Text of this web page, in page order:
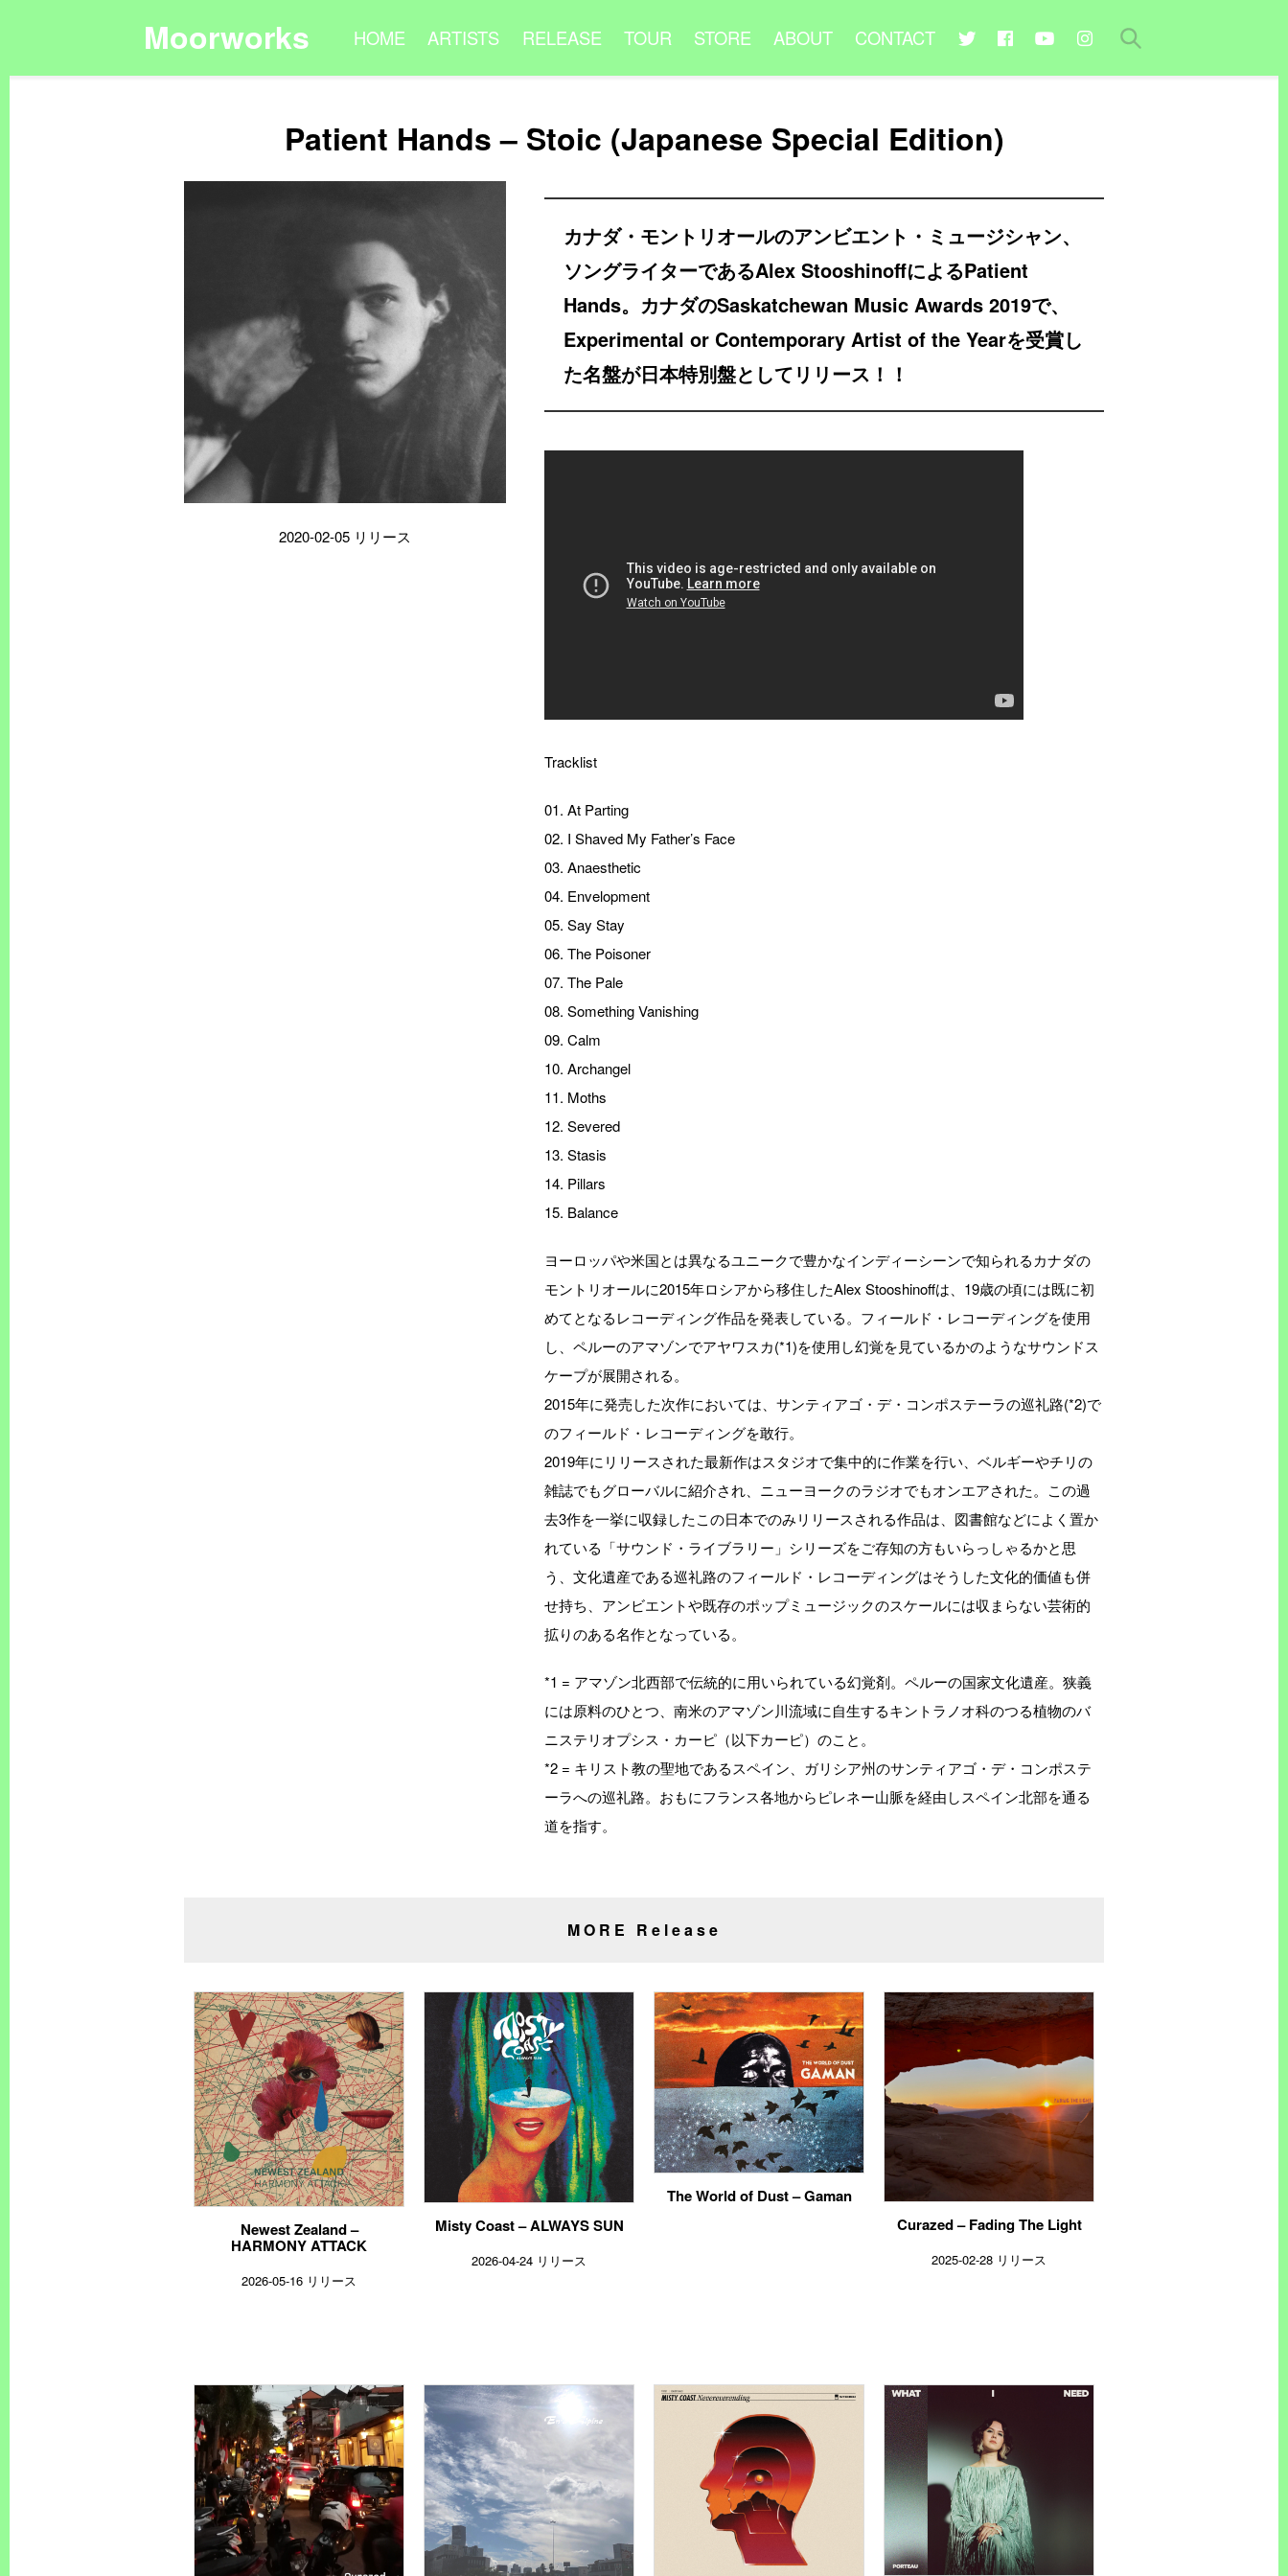
Moorworks HOME ARTISTS RELEASE TOUR STORE ABOUT CONTACT
Patient Hands – Stoic (Japanese Special Edition)
2020-02-05 リリース
カナダ・モントリオールのアンビエント・ミュージシャン、
ソングライターであるAlex StooshinoffによるPatient
Hands。カナダのSaskatchewan Music Awards 2019で、
Experimental or Contemporary Artist of the Yearを受賞し
た名盤が日本特別盤としてリリース！！
Tracklist
01. At Parting
02. I Shaved My Father’s Face
03. Anaesthetic
04. Envelopment
05. Say Stay
06. The Poisoner
07. The Pale
08. Something Vanishing
09. Calm
10. Archangel
11. Moths
12. Severed
13. Stasis
14. Pillars
15. Balance
ヨーロッパや米国とは異なるユニークで豊かなインディーシーンで知られるカナダの
モントリオールに2015年ロシアから移住したAlex Stooshinoffは、19歳の頃には既に初
めてとなるレコーディング作品を発表している。フィールド・レコーディングを使用
し、ペルーのアマゾンでアヤワスカ(*1)を使用し幻覚を見ているかのようなサウンドス
ケープが展開される。
2015年に発売した次作においては、サンティアゴ・デ・コンポステーラの巡礼路(*2)で
のフィールド・レコーディングを敢行。
2019年にリリースされた最新作はスタジオで集中的に作業を行い、ベルギーやチリの
雑誌でもグローバルに紹介され、ニューヨークのラジオでもオンエアされた。この過
去3作を一挙に収録したこの日本でのみリリースされる作品は、図書館などによく置か
れている「サウンド・ライブラリー」シリーズをご存知の方もいらっしゃるかと思
う、文化遺産である巡礼路のフィールド・レコーディングはそうした文化的価値も併
せ持ち、アンビエントや既存のポップミュージックのスケールには収まらない芸術的
拡りのある名作となっている。
*1 = アマゾン北西部で伝統的に用いられている幻覚剤。ペルーの国家文化遺産。狭義
には原料のひとつ、南米のアマゾン川流域に自生するキントラノオ科のつる植物のバ
ニステリオプシス・カーピ（以下カーピ）のこと。
*2 = キリスト教の聖地であるスペイン、ガリシア州のサンティアゴ・デ・コンポステ
ーラへの巡礼路。おもにフランス各地からピレネー山脈を経由しスペイン北部を通る
道を指す。
MORE Release
Newest Zealand –
HARMONY ATTACK
2026-05-16 リリース
Misty Coast – ALWAYS SUN
2026-04-24 リリース
The World of Dust – Gaman
Curazed – Fading The Light
2025-02-28 リリース